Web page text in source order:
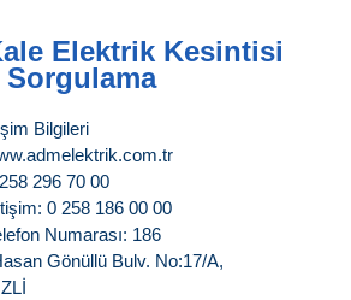
Elektrik Kesintisi
Sorgulama
Bilgileri
296 70 00
0 258 186 00 00
Numarası: 186
Gönüllü Bulv. No:17/A,